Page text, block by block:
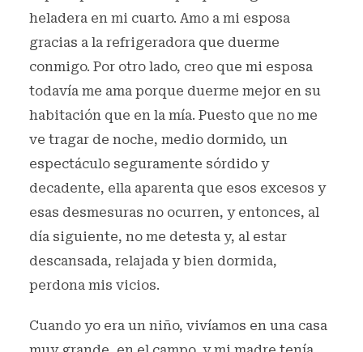
heladera en mi cuarto. Amo a mi esposa
gracias a la refrigeradora que duerme
conmigo. Por otro lado, creo que mi esposa
todavía me ama porque duerme mejor en su
habitación que en la mía. Puesto que no me
ve tragar de noche, medio dormido, un
espectáculo seguramente sórdido y
decadente, ella aparenta que esos excesos y
esas desmesuras no ocurren, y entonces, al
día siguiente, no me detesta y, al estar
descansada, relajada y bien dormida,
perdona mis vicios.
Cuando yo era un niño, vivíamos en una casa